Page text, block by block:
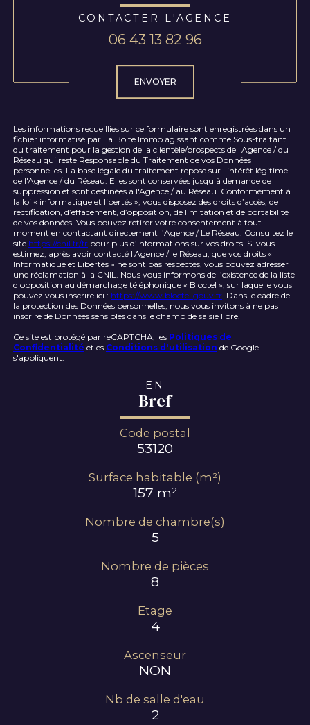
CONTACTER L'AGENCE
06 43 13 82 96
ENVOYER
Les informations recueillies sur ce formulaire sont enregistrées dans un
fichier informatisé par La Boite Immo agissant comme Sous-traitant
du traitement pour la gestion de la clientèle/prospects de l'Agence / du
Réseau qui reste Responsable du Traitement de vos Données
personnelles. La base légale du traitement repose sur l'intérêt légitime
de l'Agence / du Réseau. Elles sont conservées jusqu'à demande de
suppression et sont destinées à l'Agence / au Réseau. Conformément à
la loi « informatique et libertés », vous disposez des droits d’accès, de
rectification, d’effacement, d’opposition, de limitation et de portabilité
de vos données. Vous pouvez retirer votre consentement à tout
moment en contactant directement l’Agence / Le Réseau. Consultez le
site https://cnil.fr/fr pour plus d’informations sur vos droits. Si vous
estimez, après avoir contacté l'Agence / le Réseau, que vos droits «
Informatique et Libertés » ne sont pas respectés, vous pouvez adresser
une réclamation à la CNIL. Nous vous informons de l’existence de la liste
d'opposition au démarchage téléphonique « Bloctel », sur laquelle vous
pouvez vous inscrire ici : https://www.bloctel.gouv.fr . Dans le cadre de
la protection des Données personnelles, nous vous invitons à ne pas
inscrire de Données sensibles dans le champ de saisie libre.
Ce site est protégé par reCAPTCHA, les Politiques de
Confidentialité et es Conditions d'utilisation de Google
s'appliquent.
EN
Bref
Code postal
53120
Surface habitable (m²)
157 m²
Nombre de chambre(s)
5
Nombre de pièces
8
Etage
4
Ascenseur
NON
Nb de salle d'eau
2